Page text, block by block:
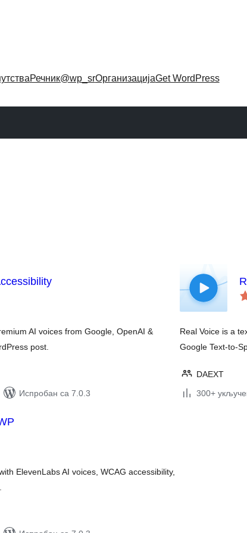
Речник@wp_srОрганизацијаGet WordPress
AI voices from Google, OpenAI &
post.
Испробан са 7.0.3
Real Voice is a
Google Text-to-
DAEXT
300+
ElevenLabs AI voices, WCAG accessibility,